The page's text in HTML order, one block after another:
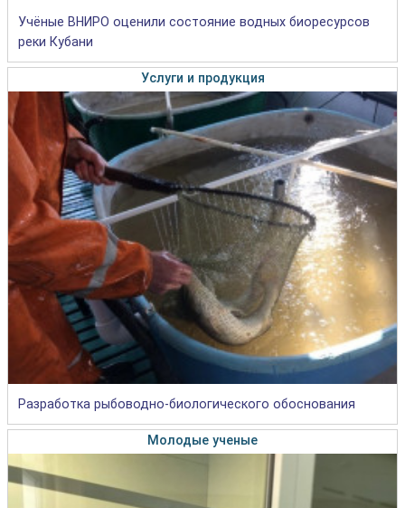
Учёные ВНИРО оценили состояние водных биоресурсов
реки Кубани
Услуги и продукция
Разработка рыбоводно-биологического обоснования
Молодые ученые